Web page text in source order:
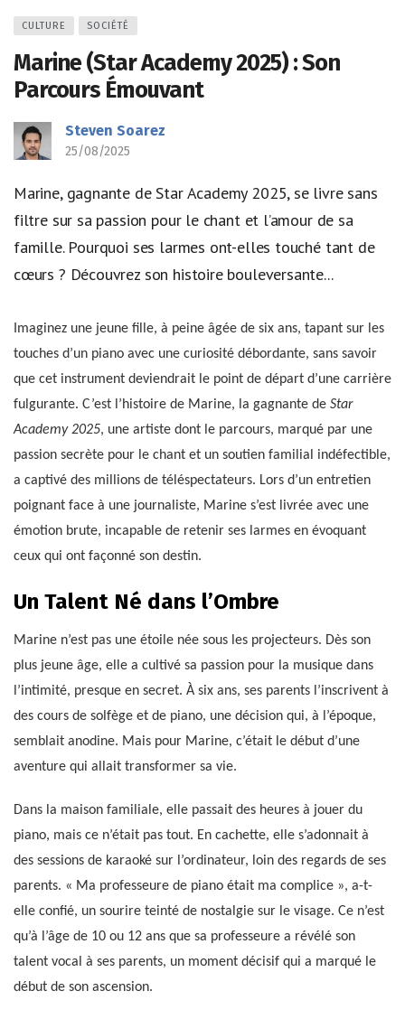
CULTURE SOCIÉTÉ
Marine (Star Academy 2025) : Son
Parcours Émouvant
Steven Soarez
25/08/2025
Marine, gagnante de Star Academy 2025, se livre sans
filtre sur sa passion pour le chant et l’amour de sa
famille. Pourquoi ses larmes ont-elles touché tant de
cœurs ? Découvrez son histoire bouleversante...
Imaginez une jeune fille, à peine âgée de six ans, tapant sur les
touches d’un piano avec une curiosité débordante, sans savoir
que cet instrument deviendrait le point de départ d’une carrière
fulgurante. C’est l’histoire de Marine, la gagnante de Star
Academy 2025, une artiste dont le parcours, marqué par une
passion secrète pour le chant et un soutien familial indéfectible,
a captivé des millions de téléspectateurs. Lors d’un entretien
poignant face à une journaliste, Marine s’est livrée avec une
émotion brute, incapable de retenir ses larmes en évoquant
ceux qui ont façonné son destin.
Un Talent Né dans l’Ombre
Marine n’est pas une étoile née sous les projecteurs. Dès son
plus jeune âge, elle a cultivé sa passion pour la musique dans
l’intimité, presque en secret. À six ans, ses parents l’inscrivent à
des cours de solfège et de piano, une décision qui, à l’époque,
semblait anodine. Mais pour Marine, c’était le début d’une
aventure qui allait transformer sa vie.
Dans la maison familiale, elle passait des heures à jouer du
piano, mais ce n’était pas tout. En cachette, elle s’adonnait à
des sessions de karaoké sur l’ordinateur, loin des regards de ses
parents. « Ma professeure de piano était ma complice », a-t-
elle confié, un sourire teinté de nostalgie sur le visage. Ce n’est
qu’à l’âge de 10 ou 12 ans que sa professeure a révélé son
talent vocal à ses parents, un moment décisif qui a marqué le
début de son ascension.